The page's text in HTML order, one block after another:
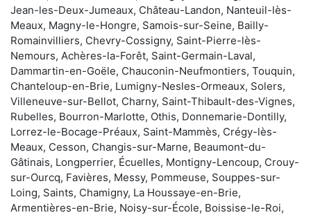
Jean-les-Deux-Jumeaux, Château-Landon, Nanteuil-lès-
Meaux, Magny-le-Hongre, Samois-sur-Seine, Bailly-
Romainvilliers, Chevry-Cossigny, Saint-Pierre-lès-
Nemours, Achères-la-Forêt, Saint-Germain-Laval,
Dammartin-en-Goële, Chauconin-Neufmontiers, Touquin,
Chanteloup-en-Brie, Lumigny-Nesles-Ormeaux, Solers,
Villeneuve-sur-Bellot, Charny, Saint-Thibault-des-Vignes,
Rubelles, Bourron-Marlotte, Othis, Donnemarie-Dontilly,
Lorrez-le-Bocage-Préaux, Saint-Mammès, Crégy-lès-
Meaux, Cesson, Changis-sur-Marne, Beaumont-du-
Gâtinais, Longperrier, Écuelles, Montigny-Lencoup, Crouy-
sur-Ourcq, Favières, Messy, Pommeuse, Souppes-sur-
Loing, Saints, Chamigny, La Houssaye-en-Brie,
Armentières-en-Brie, Noisy-sur-École, Boissise-le-Roi,